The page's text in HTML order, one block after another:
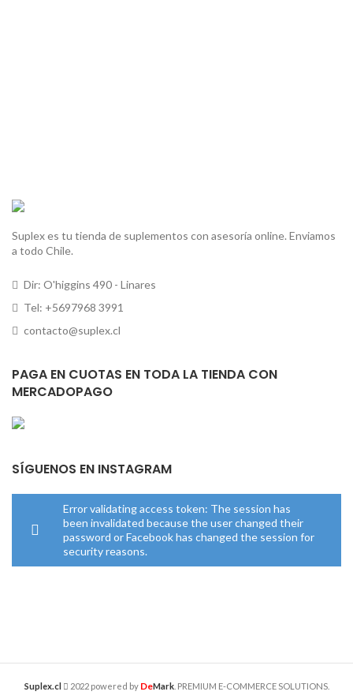
Suplex es tu tienda de suplementos con asesoría online. Enviamos
a todo Chile.
Dir: O'higgins 490 - Linares
Tel: +5697968 3991
contacto@suplex.cl
PAGA EN CUOTAS EN TODA LA TIENDA CON
MERCADOPAGO
SÍGUENOS EN INSTAGRAM
Error validating access token: The session has
been invalidated because the user changed their
password or Facebook has changed the session for
security reasons.
Suplex.cl 2022 powered by DeMark. PREMIUM E-COMMERCE SOLUTIONS.